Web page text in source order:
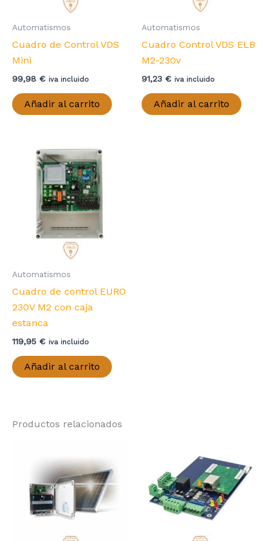
Automatismos
Cuadro de Control VDS
Mini
99,98 € iva incluido
Añadir al carrito
Automatismos
Cuadro Control VDS ELB
M2-230v
91,23 € iva incluido
Añadir al carrito
Automatismos
Cuadro de control EURO
230V M2 con caja
estanca
119,95 € iva incluido
Añadir al carrito
Productos relacionados